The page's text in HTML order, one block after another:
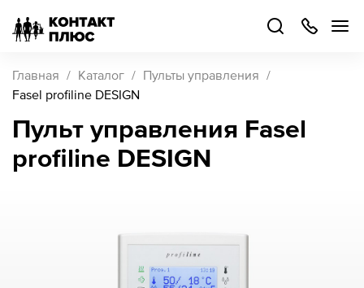
Главная Каталог
Пульты управления
Fasel profiline DESIGN
Пульт управления Fasel
profiline DESIGN
499
504-
48
Каталог
товаров
Стать
партнером